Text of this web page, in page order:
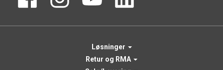
Løsninger
Retur og RMA